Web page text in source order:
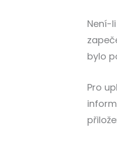
Není-
bylo
Pro